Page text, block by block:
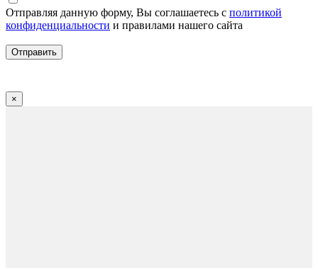
Отправляя данную форму, Вы соглашаетесь с политикой
конфиденциальности и правилами нашего сайта
×